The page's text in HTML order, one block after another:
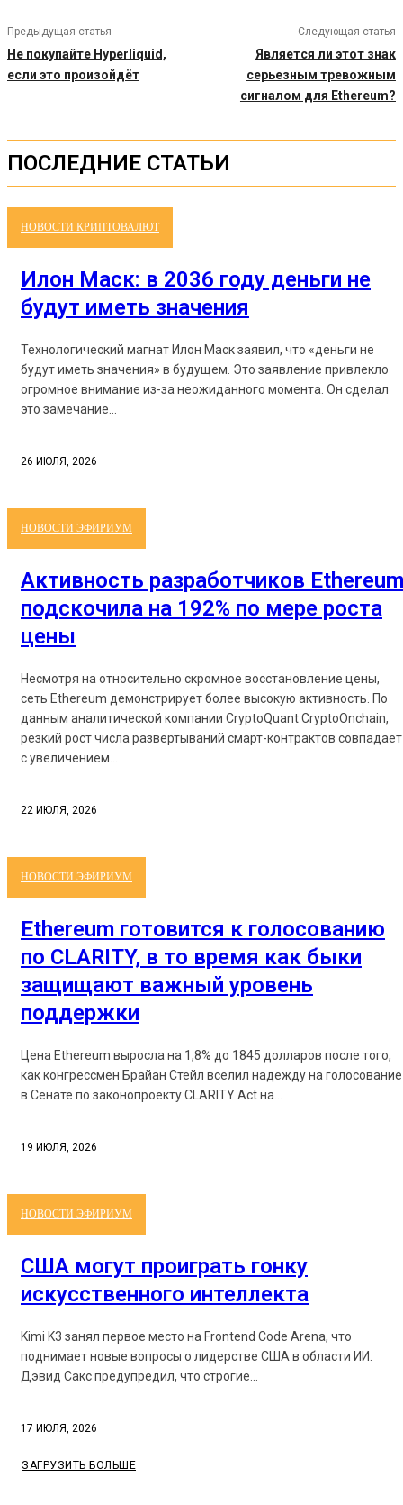
Предыдущая статья
Не покупайте Hyperliquid,
если это произойдёт
Следующая статья
Является ли этот знак
серьезным тревожным
сигналом для Ethereum?
ПОСЛЕДНИЕ СТАТЬИ
НОВОСТИ КРИПТОВАЛЮТ
Илон Маск: в 2036 году деньги не
будут иметь значения
Технологический магнат Илон Маск заявил, что «деньги не
будут иметь значения» в будущем. Это заявление привлекло
огромное внимание из-за неожиданного момента. Он сделал
это замечание...
26 ИЮЛЯ, 2026
НОВОСТИ ЭФИРИУМ
Активность разработчиков Ethereum
подскочила на 192% по мере роста
цены
Несмотря на относительно скромное восстановление цены,
сеть Ethereum демонстрирует более высокую активность. По
данным аналитической компании CryptoQuant CryptoOnchain,
резкий рост числа развертываний смарт-контрактов совпадает
с увеличением...
22 ИЮЛЯ, 2026
НОВОСТИ ЭФИРИУМ
Ethereum готовится к голосованию
по CLARITY, в то время как быки
защищают важный уровень
поддержки
Цена Ethereum выросла на 1,8% до 1845 долларов после того,
как конгрессмен Брайан Стейл вселил надежду на голосование
в Сенате по законопроекту CLARITY Act на...
19 ИЮЛЯ, 2026
НОВОСТИ ЭФИРИУМ
США могут проиграть гонку
искусственного интеллекта
Kimi K3 занял первое место на Frontend Code Arena, что
поднимает новые вопросы о лидерстве США в области ИИ.
Дэвид Сакс предупредил, что строгие...
17 ИЮЛЯ, 2026
ЗАГРУЗИТЬ БОЛЬШЕ